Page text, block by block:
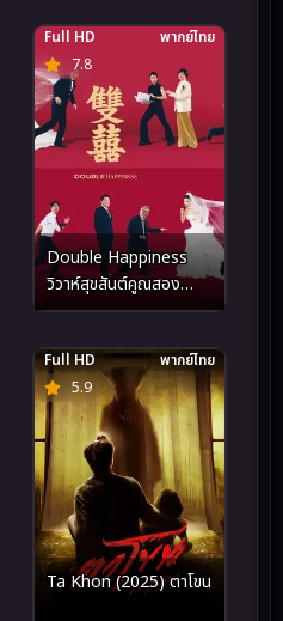
7.8
Full HD พากย์ไทย
Double Happiness
วิวาห์สุขสันต์คูณสอง
(2026)
5.9
Full HD พากย์ไทย
Ta Khon (2025) ตาโขน